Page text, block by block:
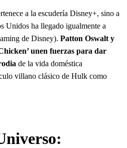
a la escudería Disney+, sino a
Unidos ha llegado igualmente a
de Disney). Patton Oswalt y
unen fuerzas para dar
de la vida doméstica
villano clásico de Hulk como